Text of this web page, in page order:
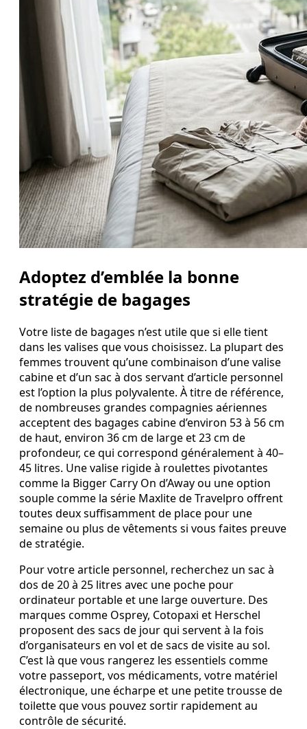
Adoptez d’emblée la bonne
stratégie de bagages
Votre liste de bagages n’est utile que si elle tient
dans les valises que vous choisissez. La plupart des
femmes trouvent qu’une combinaison d’une valise
cabine et d’un sac à dos servant d’article personnel
est l’option la plus polyvalente. À titre de référence,
de nombreuses grandes compagnies aériennes
acceptent des bagages cabine d’environ 53 à 56 cm
de haut, environ 36 cm de large et 23 cm de
profondeur, ce qui correspond généralement à 40–
45 litres. Une valise rigide à roulettes pivotantes
comme la Bigger Carry On d’Away ou une option
souple comme la série Maxlite de Travelpro offrent
toutes deux suffisamment de place pour une
semaine ou plus de vêtements si vous faites preuve
de stratégie.
Pour votre article personnel, recherchez un sac à
dos de 20 à 25 litres avec une poche pour
ordinateur portable et une large ouverture. Des
marques comme Osprey, Cotopaxi et Herschel
proposent des sacs de jour qui servent à la fois
d’organisateurs en vol et de sacs de visite au sol.
C’est là que vous rangerez les essentiels comme
votre passeport, vos médicaments, votre matériel
électronique, une écharpe et une petite trousse de
toilette que vous pouvez sortir rapidement au
contrôle de sécurité.